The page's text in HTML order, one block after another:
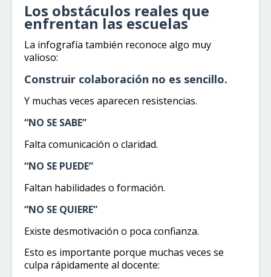
Los obstáculos reales que
enfrentan las escuelas
La infografía también reconoce algo muy
valioso:
Construir colaboración no es sencillo.
Y muchas veces aparecen resistencias.
“NO SE SABE”
Falta comunicación o claridad.
“NO SE PUEDE”
Faltan habilidades o formación.
“NO SE QUIERE”
Existe desmotivación o poca confianza.
Esto es importante porque muchas veces se
culpa rápidamente al docente: